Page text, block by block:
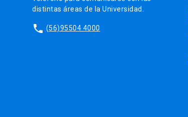
distintas áreas de la Universidad.
phone (56)95504 4000